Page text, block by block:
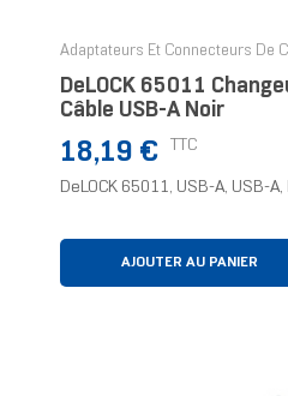
Adaptateurs Et Connecteurs De
DeLOCK 65011
Câble USB-A Noir
Prix
18,19 € TTC
DeLOCK 65011, USB-A, USB-A,
AJOUTER AU PANIER